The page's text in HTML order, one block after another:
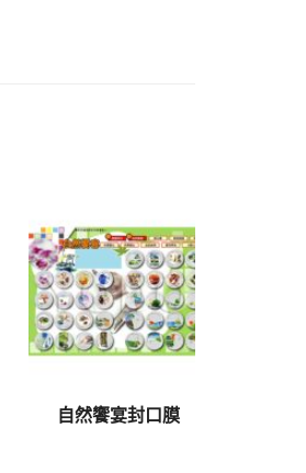
自然饗宴封口膜